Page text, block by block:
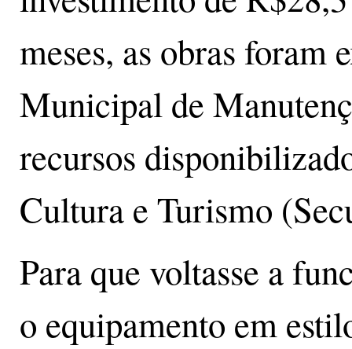
meses, as obras foram
Municipal de
recursos
Cultura e Turismo
Para que voltasse a
o equipamento em